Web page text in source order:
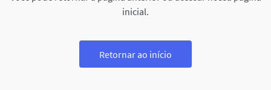
inicial.
Retornar ao início